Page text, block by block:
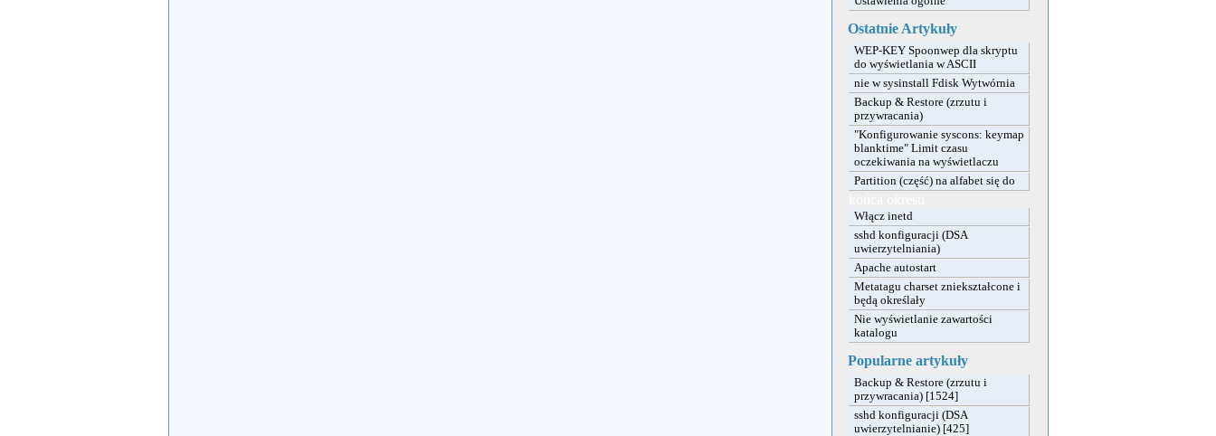
Ostatnie Artykuły
WEP-KEY Spoonwep dla skryptu
do wyświetlania w ASCII
nie w sysinstall Fdisk Wytwórnia
Backup & Restore (zrzutu i
przywracania)
"Konfigurowanie syscons: keymap
blanktime" Limit czasu
oczekiwania na wyświetlaczu
Partition (część) na alfabet się do
Włącz inetd
sshd konfiguracji (DSA
uwierzytelniania)
Apache autostart
Metatagu charset zniekształcone i
będą określały
Nie wyświetlanie zawartości
katalogu
Popularne artykuły
Backup & Restore (zrzutu i
przywracania) [1524]
sshd konfiguracji (DSA
uwierzytelnianie) [425]